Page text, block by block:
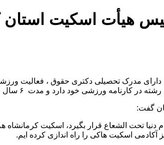
هیأت اسکیت استان
مدرک تحصیلی دکتری حقوق ، فعالیت
نیز به عنوان رییس هیأت اسکت استان کرمانشاه مشغول فعالیت است.
گفت:
تحت الشعاع قرار بگیرد، اسکیت
اسکیت هاکی را راه اندازی کرده ایم.